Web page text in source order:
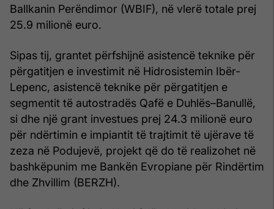
Ballkanin Perëndimor (WBIF), në vlerë totale prej
25.9 milionë euro.
Sipas tij, grantet përfshijnë asistencë teknike për
përgatitjen e investimit në Hidrosistemin Ibër-
Lepenc, asistencë teknike për përgatitjen e
segmentit të autostradës Qafë e Duhlës–Banullë,
si dhe një grant investues prej 24.3 milionë euro
për ndërtimin e impiantit të trajtimit të ujërave të
zeza në Podujevë, projekt që do të realizohet në
bashkëpunim me Bankën Evropiane për Rindërtim
dhe Zhvillim (BERZH).